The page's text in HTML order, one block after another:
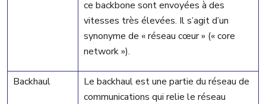
ce backbone sont envoyées à des
vitesses très élevées. Il s’agit d’un
synonyme de « réseau cœur » (« core
network »).
Backhaul
Le backhaul est une partie du réseau de
communications qui relie le réseau